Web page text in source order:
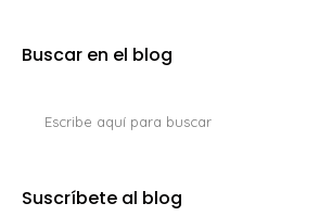
Buscar en el blog
Suscríbete al blog